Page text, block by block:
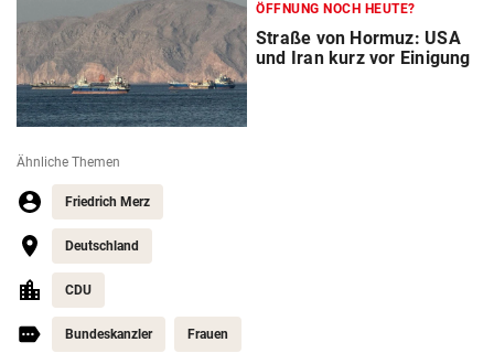
ÖFFNUNG NOCH HEUTE?
Straße von Hormuz: USA
und Iran kurz vor Einigung
Ähnliche Themen
Friedrich Merz
Deutschland
CDU
Bundeskanzler Frauen